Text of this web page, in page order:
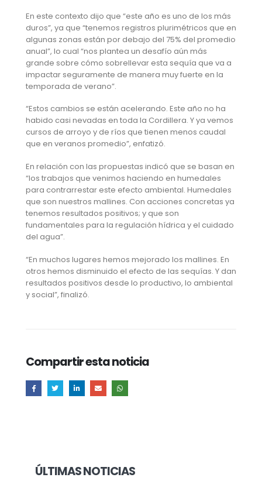
En este contexto dijo que “este año es uno de los más
duros”, ya que “tenemos registros plurimétricos que en
algunas zonas están por debajo del 75% del promedio
anual”, lo cual “nos plantea un desafío aún más
grande sobre cómo sobrellevar esta sequía que va a
impactar seguramente de manera muy fuerte en la
temporada de verano”.
“Estos cambios se están acelerando. Este año no ha
habido casi nevadas en toda la Cordillera. Y ya vemos
cursos de arroyo y de ríos que tienen menos caudal
que en veranos promedio”, enfatizó.
En relación con las propuestas indicó que se basan en
“los trabajos que venimos haciendo en humedales
para contrarrestar este efecto ambiental. Humedales
que son nuestros mallines. Con acciones concretas ya
tenemos resultados positivos; y que son
fundamentales para la regulación hídrica y el cuidado
del agua”.
“En muchos lugares hemos mejorado los mallines. En
otros hemos disminuido el efecto de las sequías. Y dan
resultados positivos desde lo productivo, lo ambiental
y social”, finalizó.
Compartir esta noticia
ÚLTIMAS NOTICIAS